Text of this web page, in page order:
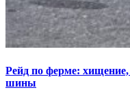
Рейд по ферме: хищение,
шины